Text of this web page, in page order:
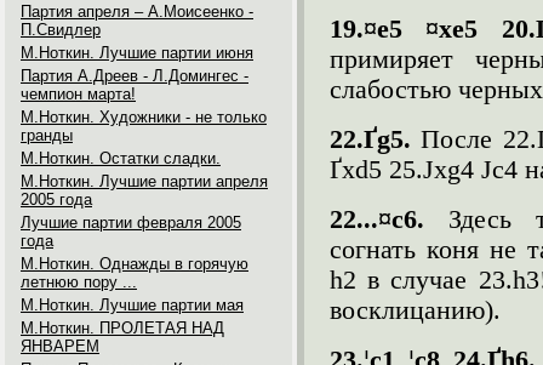
Партия апреля – А.Моисеенко -
П.Свидлер
М.Ноткин. Лучшие партии июня
Партия А.Дреев - Л.Домингес -
чемпион марта!
М.Ноткин. Художники - не только
гранды
М.Ноткин. Остатки сладки.
М.Ноткин. Лучшие партии апреля
2005 года
Лучшие партии февраля 2005
года
М.Ноткин. Однажды в горячую
летнюю пору ...
М.Ноткин. Лучшие партии мая
М.Ноткин. ПРОЛЕТАЯ НАД
ЯНВАРЕМ
19.¤e5 ¤xe5
примиряет
слабостью
22.Ґg5.После
Ґxd5 25.Јxg4 Јc4
22...¤c6. Здесь
согнать коня не
h2 в случае
восклицанию).